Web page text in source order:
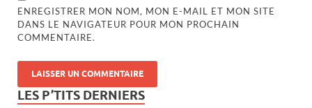
ENREGISTRER MON NOM, MON E-MAIL ET MON SITE
DANS LE NAVIGATEUR POUR MON PROCHAIN
COMMENTAIRE.
LES P’TITS DERNIERS